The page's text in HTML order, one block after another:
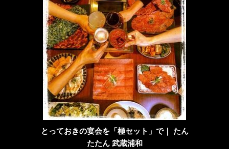
とっておきの宴会を「極セット」で｜ たん
たたん 武蔵浦和